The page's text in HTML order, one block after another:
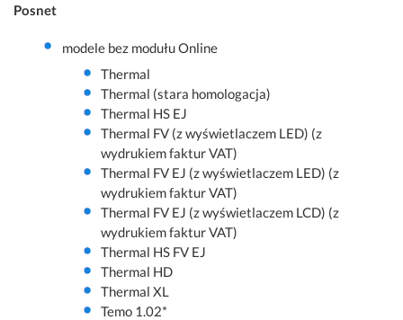
Posnet
modele bez modułu Online
Thermal
Thermal (stara homologacja)
Thermal HS EJ
Thermal FV (z wyświetlaczem LED) (z
wydrukiem faktur VAT)
Thermal FV EJ (z wyświetlaczem LED) (z
wydrukiem faktur VAT)
Thermal FV EJ (z wyświetlaczem LCD) (z
wydrukiem faktur VAT)
Thermal HS FV EJ
Thermal HD
Thermal XL
Temo 1.02*